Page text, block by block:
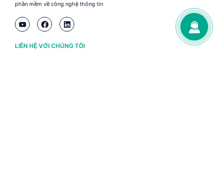
phần mềm về công nghệ thông tin
LIÊN HỆ VỚI CHÚNG TÔI